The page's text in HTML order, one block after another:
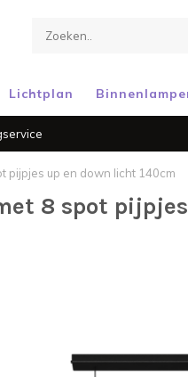
Lichtplan
pijpjes up en down licht 140cm
8 spot